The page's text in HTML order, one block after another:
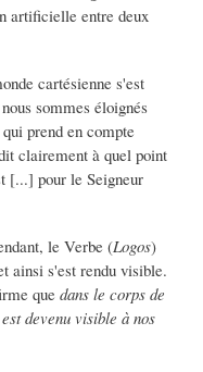
artificielle entre deux
cartésienne s'est
sommes éloignés
prend en compte
clairement à quel point
[...] pour le Seigneur
le Verbe (Logos)
ainsi s'est rendu visible.
que dans le corps de
devenu visible à nos